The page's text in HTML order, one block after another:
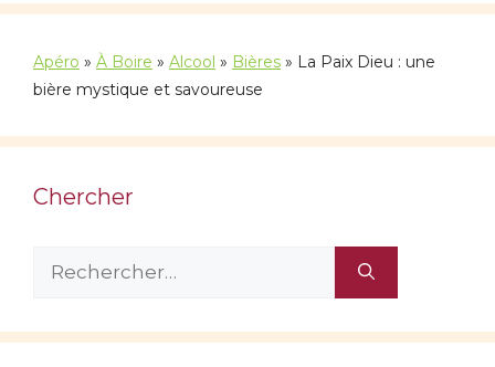
Apéro » À Boire » Alcool » Bières » La Paix Dieu : une
bière mystique et savoureuse
Chercher
Rechercher :